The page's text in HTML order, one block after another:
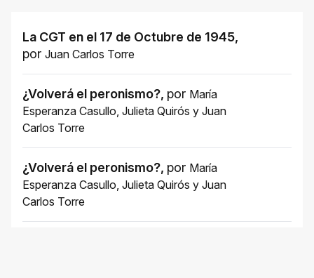
La CGT en el 17 de Octubre de 1945,
por Juan Carlos Torre
¿Volverá el peronismo?, por María
Esperanza Casullo Julieta Quirós y Juan
Carlos Torre
¿Volverá el peronismo?, por María
Esperanza Casullo Julieta Quirós y Juan
Carlos Torre